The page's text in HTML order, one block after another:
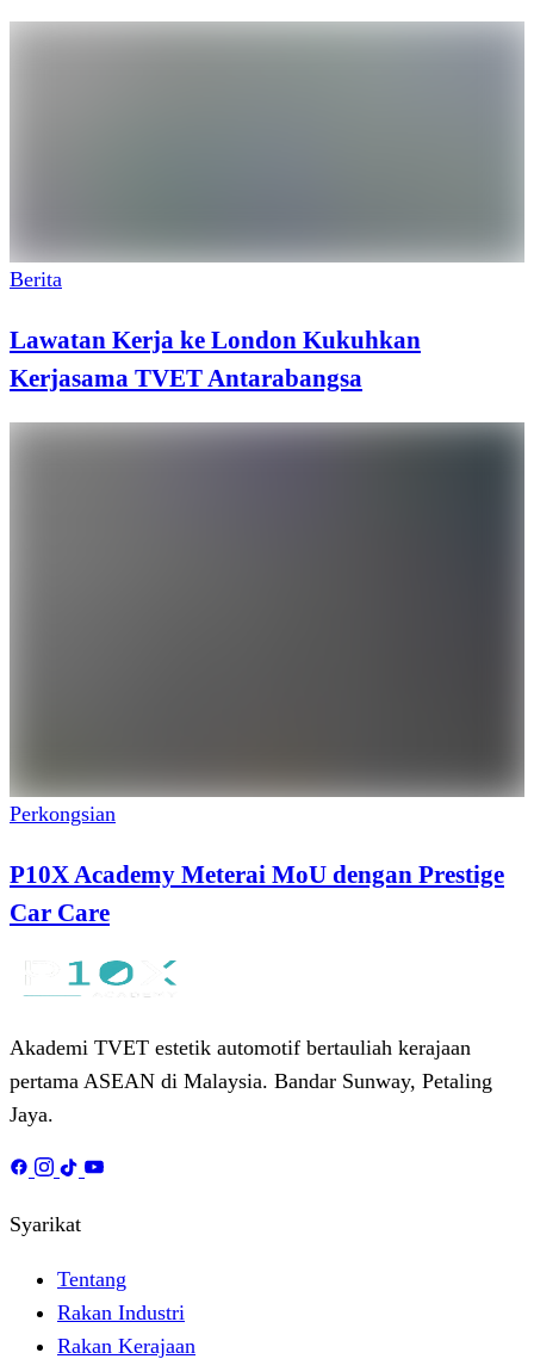
Berita
Lawatan Kerja ke London Kukuhkan
Kerjasama TVET Antarabangsa
Perkongsian
P10X Academy Meterai MoU dengan Prestige
Car Care
Akademi TVET estetik automotif bertauliah kerajaan
pertama ASEAN di Malaysia. Bandar Sunway, Petaling
Jaya.
Syarikat
Tentang
Rakan Industri
Rakan Kerajaan